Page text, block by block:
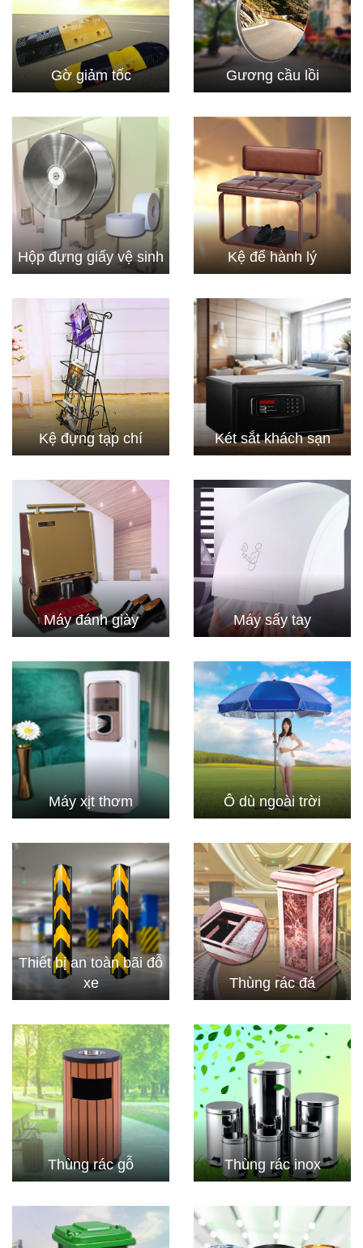
Gờ giảm tốc Gương cầu lồi
Hộp đựng giấy vệ sinh Kệ để hành lý
Kệ đựng tạp chí Két sắt khách sạn
Máy đánh giày Máy sấy tay
Máy xịt thơm Ô dù ngoài trời
Thiết bị an toàn bãi đỗ
xe
Thùng rác đá
Thùng rác gỗ Thùng rác inox